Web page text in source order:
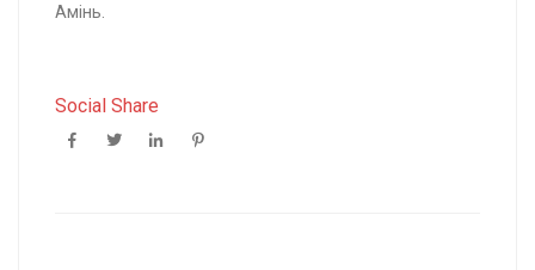
Амінь.
Social Share